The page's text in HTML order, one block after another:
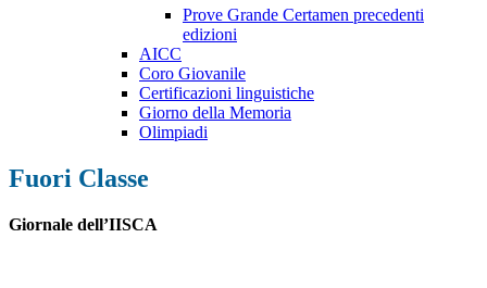
Prove Grande Certamen precedenti
edizioni
AICC
Coro Giovanile
Certificazioni linguistiche
Giorno della Memoria
Olimpiadi
Fuori Classe
Giornale dell’IISCA